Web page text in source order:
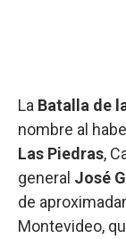
La Batalla de
nombre al
Las Piedras,
general José
de
Montevideo,